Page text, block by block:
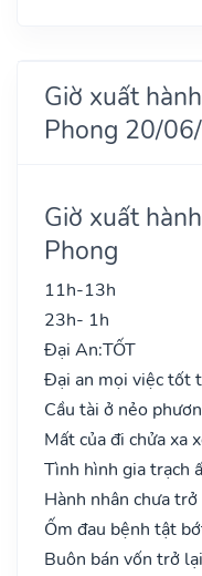
Giờ xuất
Phong 20/
Giờ xuất
Phong
11h-13h
23h- 1h
Đại An:TỐT
Đại an mọi việc tốt
Cầu tài ở nẻo
Mất của đi chửa xa
Tình hình gia trạch
Hành nhân chưa
Ốm đau bệnh tật
Buôn bán vốn trở